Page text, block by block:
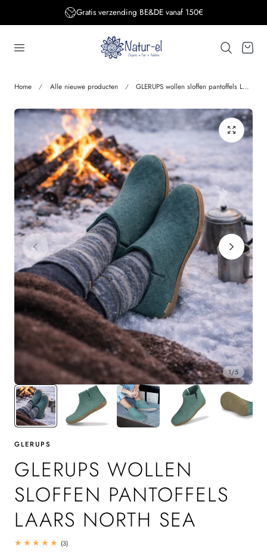
Gratis verzending BE&DE vanaf 150€
Home Alle nieuwe producten GLERUPS wollen sloffen pantoffels LAARS NORTH SEA
1/5
GLERUPS
GLERUPS WOLLEN
SLOFFEN PANTOFFELS
LAARS NORTH SEA
(3)3